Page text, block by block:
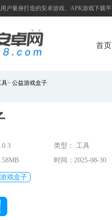
户量身打造的安卓游戏、APK游戏下载
首页
具> 公益游戏盒子
类型： 工具
时间：2025-08-30
游戏盒子